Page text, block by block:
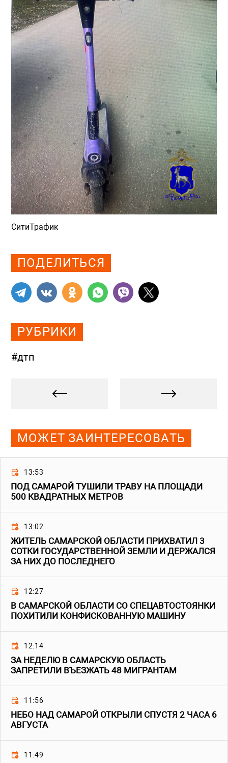
СитиТрафик
ПОДЕЛИТЬСЯ
РУБРИКИ
#дтп
МОЖЕТ ЗАИНТЕРЕСОВАТЬ
13:53
ПОД САМАРОЙ ТУШИЛИ ТРАВУ НА ПЛОЩАДИ
500 КВАДРАТНЫХ МЕТРОВ
13:02
ЖИТЕЛЬ САМАРСКОЙ ОБЛАСТИ ПРИХВАТИЛ 3
СОТКИ ГОСУДАРСТВЕННОЙ ЗЕМЛИ И ДЕРЖАЛСЯ
ЗА НИХ ДО ПОСЛЕДНЕГО
12:27
В САМАРСКОЙ ОБЛАСТИ СО СПЕЦАВТОСТОЯНКИ
ПОХИТИЛИ КОНФИСКОВАННУЮ МАШИНУ
12:14
ЗА НЕДЕЛЮ В САМАРСКУЮ ОБЛАСТЬ
ЗАПРЕТИЛИ ВЪЕЗЖАТЬ 48 МИГРАНТАМ
11:56
НЕБО НАД САМАРОЙ ОТКРЫЛИ СПУСТЯ 2 ЧАСА 6
АВГУСТА
11:49